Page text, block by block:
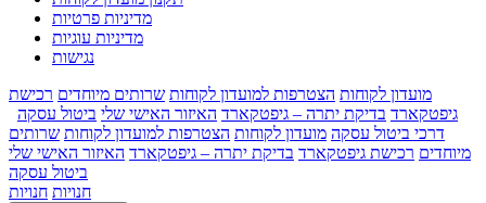
מדיניות פרטיות
מדיניות עוגיות
נגישות
מועדון לקוחות הצטרפות למועדון לקוחות שרותים מיוחדים רכישת
גיפטקארד בדיקת יתרה – גיפטקארד האיזור האישי שלי ביטול עסקה
דרכי ביטול עסקה מועדון לקוחות הצטרפות למועדון לקוחות שרותים
מיוחדים רכישת גיפטקארד בדיקת יתרה – גיפטקארד האיזור האישי שלי
ביטול עסקה
חנויות חנויות